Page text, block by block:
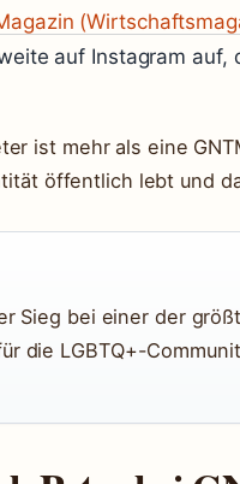
auf Instagram
ist mehr als eine
öffentlich lebt und
Sieg bei einer der
die LGBTQ+-